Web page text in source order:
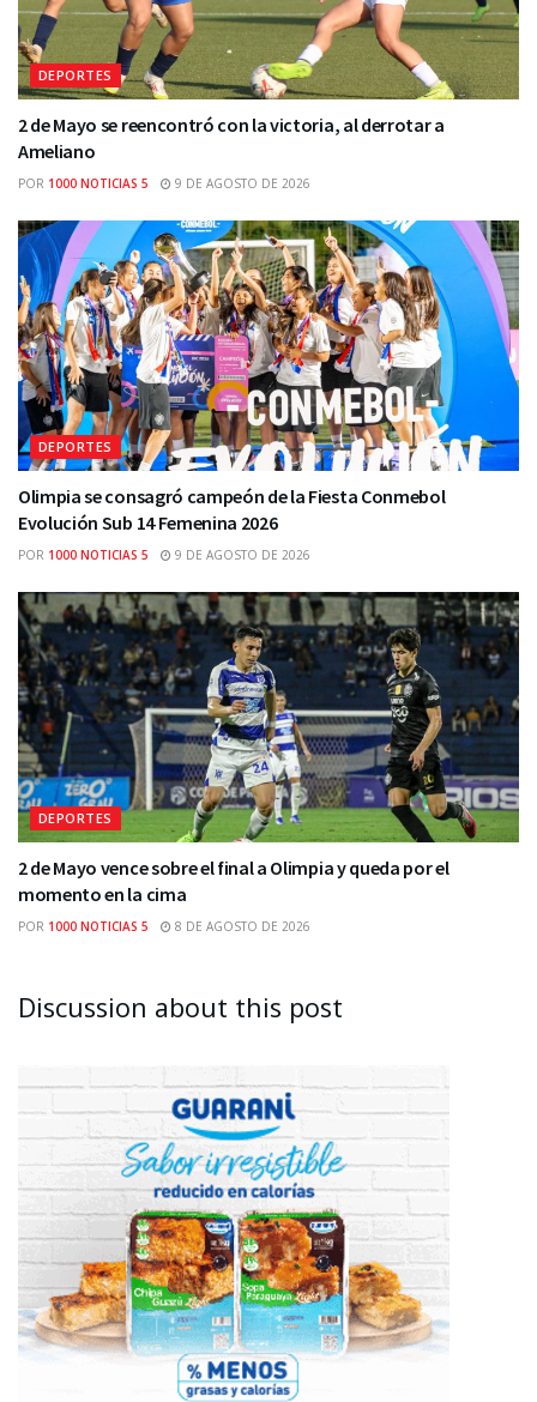
DEPORTES
2 de Mayo se reencontró con la victoria, al derrotar a
Ameliano
POR 1000 NOTICIAS 5 9 DE AGOSTO DE 2026
DEPORTES
Olimpia se consagró campeón de la Fiesta Conmebol
Evolución Sub 14 Femenina 2026
POR 1000 NOTICIAS 5 9 DE AGOSTO DE 2026
DEPORTES
2 de Mayo vence sobre el final a Olimpia y queda por el
momento en la cima
POR 1000 NOTICIAS 5 8 DE AGOSTO DE 2026
Discussion about this post